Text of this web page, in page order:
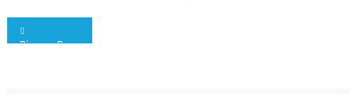
Navigation
Pinero P